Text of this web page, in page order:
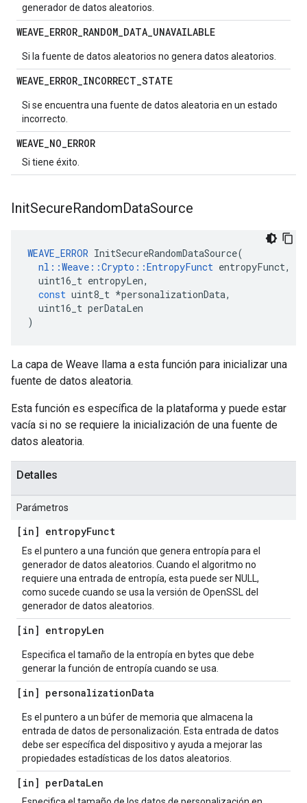
generador de datos aleatorios.
WEAVE_ERROR_RANDOM_DATA_UNAVAILABLE
Si la fuente de datos aleatorios no genera datos aleatorios.
WEAVE_ERROR_INCORRECT_STATE
Si se encuentra una fuente de datos aleatoria en un estado
incorrecto.
WEAVE_NO_ERROR
Si tiene éxito.
InitSecureRandomDataSource
WEAVE_ERROR InitSecureRandomDataSource(
nl ::Weave ::Crypto ::EntropyFunct entropyFunct,
uint16_t entropyLen,
const uint8_t *personalizationData,
uint16_t perDataLen
)
La capa de Weave llama a esta función para inicializar una
fuente de datos aleatoria.
Esta función es específica de la plataforma y puede estar
vacía si no se requiere la inicialización de una fuente de
datos aleatoria.
Detalles
Parámetros
[in] entropyFunct
Es el puntero a una función que genera entropía para el
generador de datos aleatorios. Cuando el algoritmo no
requiere una entrada de entropía, esta puede ser NULL,
como sucede cuando se usa la versión de OpenSSL del
generador de datos aleatorios.
[in] entropyLen
Especifica el tamaño de la entropía en bytes que debe
generar la función de entropía cuando se usa.
[in] personalizationData
Es el puntero a un búfer de memoria que almacena la
entrada de datos de personalización. Esta entrada de datos
debe ser específica del dispositivo y ayuda a mejorar las
propiedades estadísticas de los datos aleatorios.
[in] perDataLen